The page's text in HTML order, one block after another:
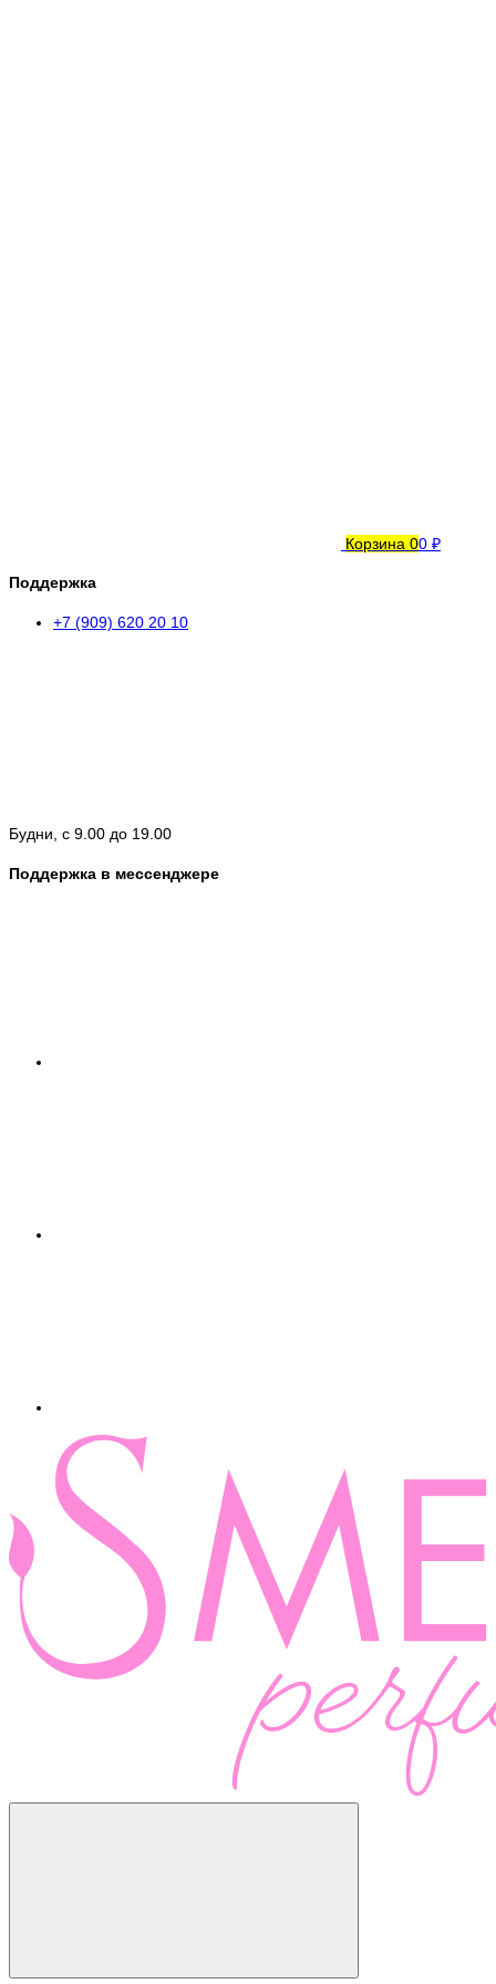
Корзина 00 ₽
Поддержка
+7 (909) 620 20 10
Будни, с 9.00 до 19.00
Поддержка в мессенджере